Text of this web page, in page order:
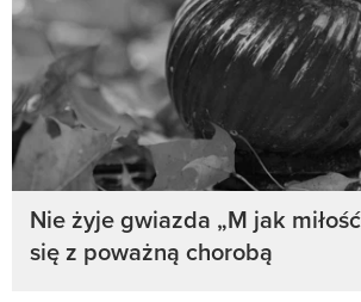
Nie żyje gwiazda „M jak
się z poważną chorobą